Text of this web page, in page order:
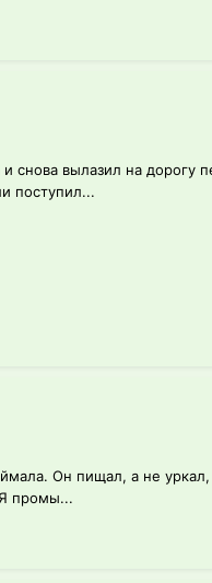
снова вылазил на дорогу
поступил...
Он пищал, а не
промы...